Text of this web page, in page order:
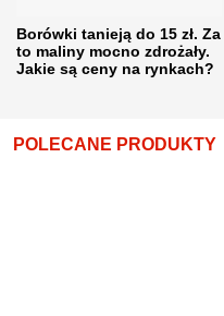
Borówki tanieją do 15 zł. Za
to maliny mocno zdrożały.
Jakie są ceny na rynkach?
POLECANE PRODUKTY